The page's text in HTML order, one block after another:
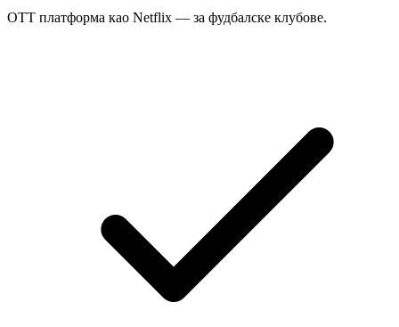
OTT платформа као Netflix — за фудбалске клубове.